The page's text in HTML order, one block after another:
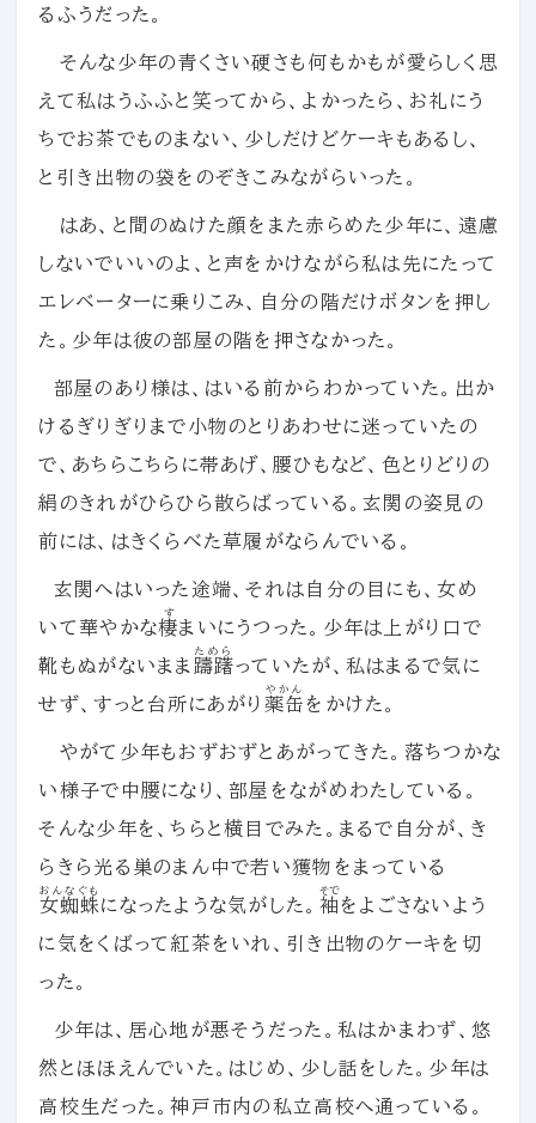
るふうだった。
そんな少年の青くさい硬さも何もかもが愛らしく思
えて私はうふふと笑ってから、よかったら、お礼にう
ちでお茶でものまない、少しだけどケーキもあるし、
と引き出物の袋をのぞきこみながらいった。
はあ、と間のぬけた顔をまた赤らめた少年に、遠慮
しないでいいのよ、と声をかけながら私は先にたって
エレベーターに乗りこみ、自分の階だけボタンを押し
た。少年は彼の部屋の階を押さなかった。
部屋のあり様は、はいる前からわかっていた。出か
けるぎりぎりまで小物のとりあわせに迷っていたの
で、あちらこちらに帯あげ、腰ひもなど、色とりどりの
絹のきれがひらひら散らばっている。玄関の姿見の
前には、はきくらべた草履がならんでいる。
玄関へはいった途端、それは自分の目にも、女め
いて華やかな棲
す
まいにうつった。少年は上がり口で
靴もぬがないまま 躊躇
ためら
っていたが、私はまるで気に
せず、すっと台所にあがり 薬缶
やかん
をかけた。
やがて少年もおずおずとあがってきた。落ちつかな
い様子で中腰になり、部屋をながめわたしている。
そんな少年を、ちらと横目でみた。まるで自分が、き
らきら光る巣のまん中で若い獲物をまっている
女蜘蛛
おんなぐも
になったような気がした。 袖
そで
をよごさないよう
に気をくばって紅茶をいれ、引き出物のケーキを切
った。
少年は、居心地が悪そうだった。私はかまわず、悠
然とほほえんでいた。はじめ、少し話をした。少年は
高校生だった。神戸市内の私立高校へ通っている。